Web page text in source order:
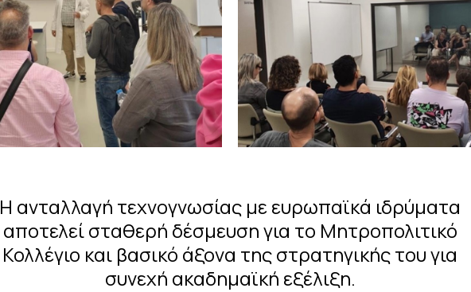
Η ανταλλαγή τεχνογνωσίας με ευρωπαϊκά ιδρύματα
αποτελεί σταθερή δέσμευση για το Μητροπολιτικό
Κολλέγιο και βασικό άξονα της στρατηγικής του για
συνεχή ακαδημαϊκή εξέλιξη.